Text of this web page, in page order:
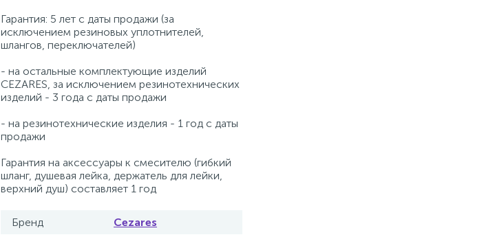
Гарантия: 5 лет с даты продажи (за
исключением резиновых уплотнителей,
шлангов, переключателей)
- на остальные комплектующие изделий
CEZARES, за исключением резинотехнических
изделий - 3 года с даты продажи
- на резинотехнические изделия - 1 год с даты
продажи
Гарантия на аксессуары к смесителю (гибкий
шланг, душевая лейка, держатель для лейки,
верхний душ) составляет 1 год
Бренд Cezares